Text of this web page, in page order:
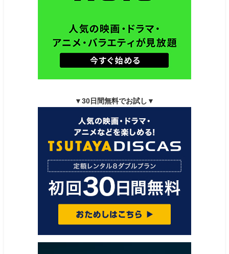
▼30日間無料でお試し▼